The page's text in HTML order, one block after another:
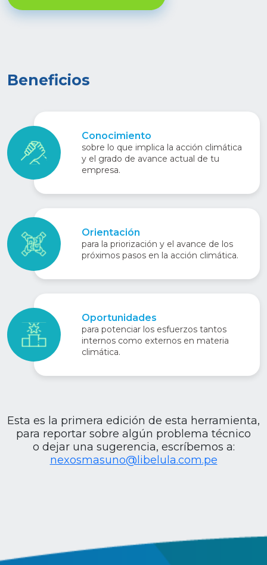
Beneficios
Conocimiento
sobre lo que implica la acción climática
y el grado de avance actual de tu
empresa.
Orientación
para la priorización y el avance de los
próximos pasos en la acción climática.
Oportunidades
para potenciar los esfuerzos tantos
internos como externos en materia
climática.
Esta es la primera edición de esta herramienta,
para reportar sobre algún problema técnico
o dejar una sugerencia, escríbemos a:
nexosmasuno@libelula.com.pe